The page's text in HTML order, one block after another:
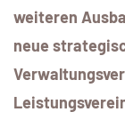
weiteren
neue